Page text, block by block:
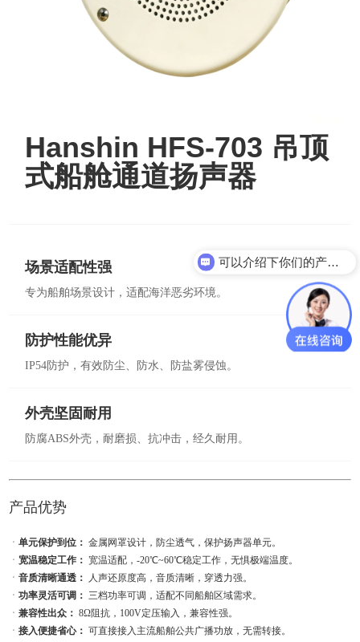
Hanshin HFS-703 吊顶
式船舱通道扬声器
场景适配性强
专为船舶场景设计，适配海洋恶劣环境。
防护性能优异
IP54防护，有效防尘、防水、防盐雾侵蚀。
外壳坚固耐用
防腐ABS外壳，耐磨损、抗冲击，经久耐用。
产品优势
ㆍ单元保护到位： 金属网罩设计，防尘透气，保护扬声器单元。
ㆍ宽温稳定工作： 宽温适配，-20℃~60℃稳定工作，无惧极端温度。
ㆍ音质清晰通透：
人声还原度高，音质清晰，穿透力强。
ㆍ功率灵活可调： 三档功率可调，适配不同船舶区域需求。
ㆍ兼容性出众： 8Ω阻抗，100V定压输入，兼容性强。
ㆍ接入便捷省心： 可直接接入主流船舶公共广播功放，无需转接。
可以介绍下你们的产品么？